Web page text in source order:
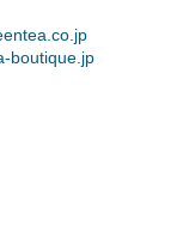
boutique.jp